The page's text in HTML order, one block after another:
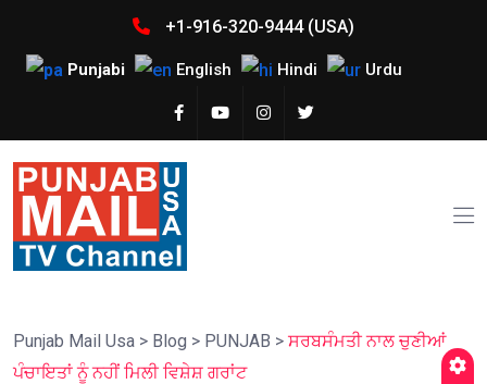
+1-916-320-9444 (USA)
Punjabi English Hindi Urdu
Punjab Mail Usa > Blog > PUNJAB > ਸਰਬਸੰਮਤੀ ਨਾਲ ਚੁਣੀਆਂ
ਪੰਚਾਇਤਾਂ ਨੂੰ ਨਹੀਂ ਮਿਲੀ ਵਿਸ਼ੇਸ਼ ਗਰਾਂਟ